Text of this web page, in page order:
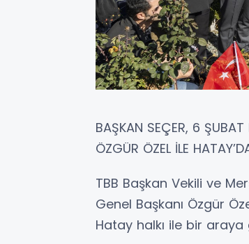
BAŞKAN SEÇER, 6 ŞUBAT
ÖZGÜR ÖZEL İLE
TBB Başkan Vekili ve
Genel Başkanı Özgür
Hatay halkı ile bir araya